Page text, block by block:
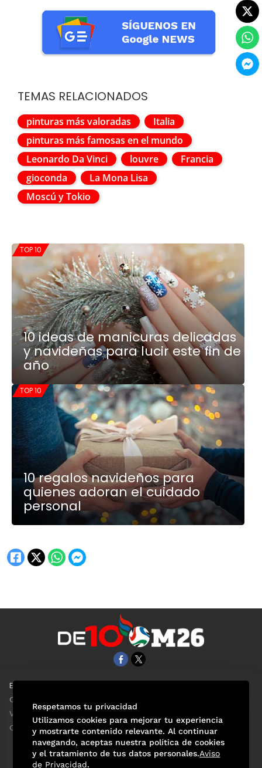
TEMAS RELACIONADOS
pinturas más valoradas
Italia
pinturas más famosas en el mundo
Leonardo Da Vinci
louvre
Francia
gioconda
La Mona Lisa
Moscú y Tokio
TOP 10
10 ideas de manicuras delicadas
y navideñas para lucir este fin de
año
TOP 10
10 regalos navideños para
quienes adoran el cuidado
personal
EL UNIVERSAL
Clase
ViveUSA
Confabulario
Respetamos tu privacidad
Utilizamos cookies para mejorar tu experiencia
y mostrarte contenido relevante. Al continuar
navegando, aceptas nuestra política de cookies
y el tratamiento de tus datos personales.Aviso
de Privacidad.